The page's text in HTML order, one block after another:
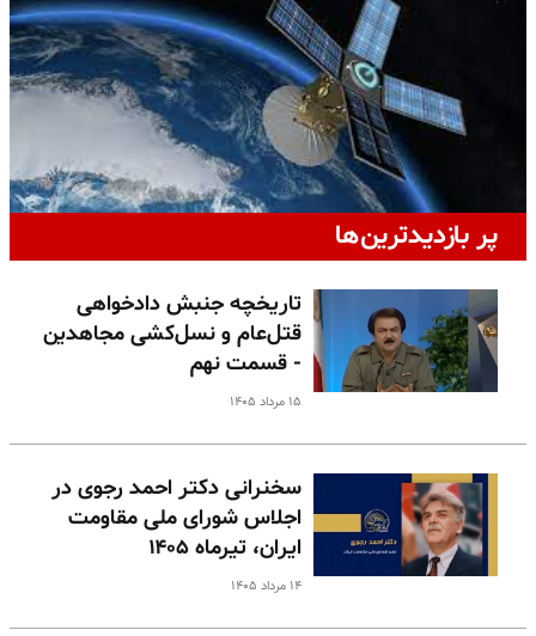
پر بازدیدترین‌ها
تاریخچه جنبش دادخواهی
قتل‌عام و نسل‌کشی مجاهدین
- قسمت نهم
۱۵ مرداد ۱۴۰۵
سخنرانی دکتر احمد رجوی در
اجلاس شورای ملی مقاومت
ایران، تیرماه ۱۴۰۵
۱۴ مرداد ۱۴۰۵